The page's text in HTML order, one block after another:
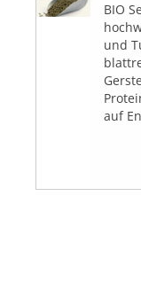
BLOG
BIO
und
auf